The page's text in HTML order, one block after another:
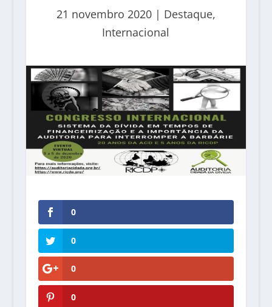
21 novembro 2020| Destaque,
Internacional
0
0
0
0